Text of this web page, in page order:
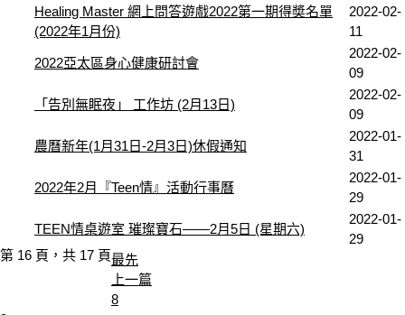
Healing Master 網上問答遊戲2022第一期得奬名單
(2022年1月份)
2022-02-
11
2022亞太區身心健康研討會
2022-02-
09
「告別無眠夜」 工作坊 (2月13日)
2022-02-
09
農曆新年(1月31日-2月3日)休假通知
2022-01-
31
2022年2月『Teen情』活動行事曆
2022-01-
29
TEEN情桌遊室 璀璨寶石——2月5日 (星期六)
2022-01-
29
第 16 頁，共 17 頁最先
上一篇
8